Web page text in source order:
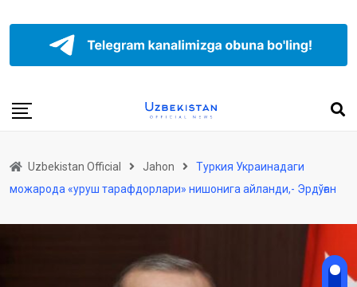
Uzbekistan Official Jahon
Туркия Украинадаги
можарода «уруш тарафдорлари» нишонига айланди,- Эрдўған